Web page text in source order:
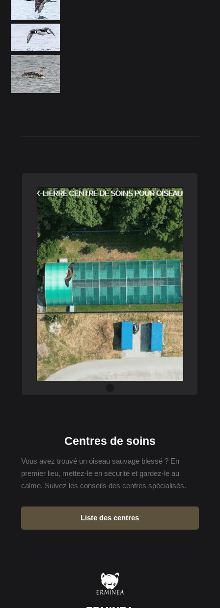
Centres de soins
Vous avez trouvé un oiseau sauvage blessé ? En
premier lieu, mettez-le en sécurité et gardez-le au
calme. Suivez les conseils des centres spécialisés.
Liste des centres